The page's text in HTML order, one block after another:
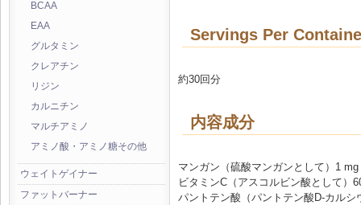
BCAA
EAA
グルタミン
クレアチン
リジン
カルニチン
マルチアミノ
アミノ酸・アミノ糖その他
ウェイトゲイナー
ファットバーナー
Servings Per
約30回分
内容成分
マンガン（硫酸マンガンとして）1 mg
ビタミンC（アスコルビン酸として）
パントテン酸（パントテン酸D-カルシ